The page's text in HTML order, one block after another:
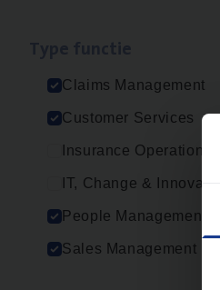
Claims Management
Customer Services
Insurance Operations
IT, Change &
People Management
Sales Management